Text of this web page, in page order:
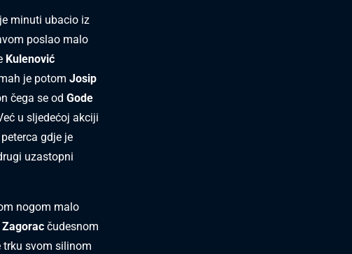
minuti ubacio iz
poslao malo
Kulenović
je potom Josip
čega se od Gode
u sljedećoj akciji
gdje je
uzastopni
nogom malo
Zagorac čudesnom
trku svom silinom